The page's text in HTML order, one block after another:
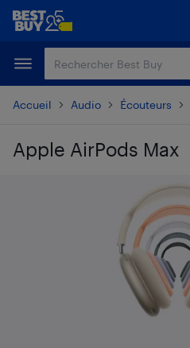
Passer
principal
Passer
Accueil Audio Écouteurs
Apple AirPods Max